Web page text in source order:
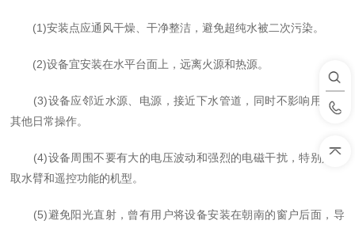
(1)安装点应通风干燥、干净整洁，避免超纯水被二次污染。
(2)设备宜安装在水平台面上，远离火源和热源。
(3)设备应邻近水源、电源，接近下水管道，同时不影响用户的
其他日常操作。
(4)设备周围不要有大的电压波动和强烈的电磁干扰，特别是有
取水臂和遥控功能的机型。
(5)避免阳光直射，曾有用户将设备安装在朝南的窗户后面，导